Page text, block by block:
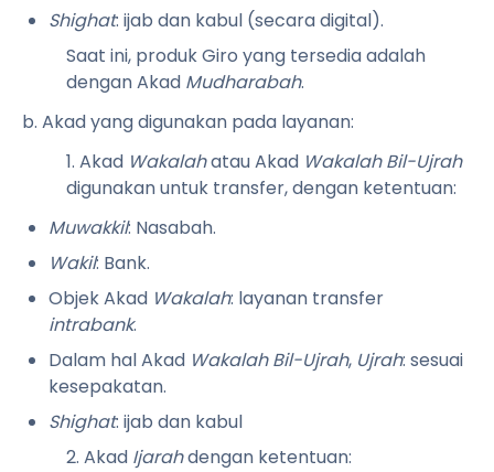
Shighat: ijab dan kabul (secara digital).
Saat ini, produk Giro yang tersedia adalah
dengan Akad Mudharabah.
b. Akad yang digunakan pada layanan:
1. Akad Wakalahatau Akad Wakalah Bil-Ujrah
digunakan untuk transfer, dengan ketentuan:
Muwakkil: Nasabah.
Wakil: Bank.
Objek Akad Wakalah: layanan transfer
intrabank.
Dalam hal Akad Wakalah Bil-Ujrah, Ujrah: sesuai
kesepakatan.
Shighat: ijab dan kabul
2. Akad Ijarahdengan ketentuan: